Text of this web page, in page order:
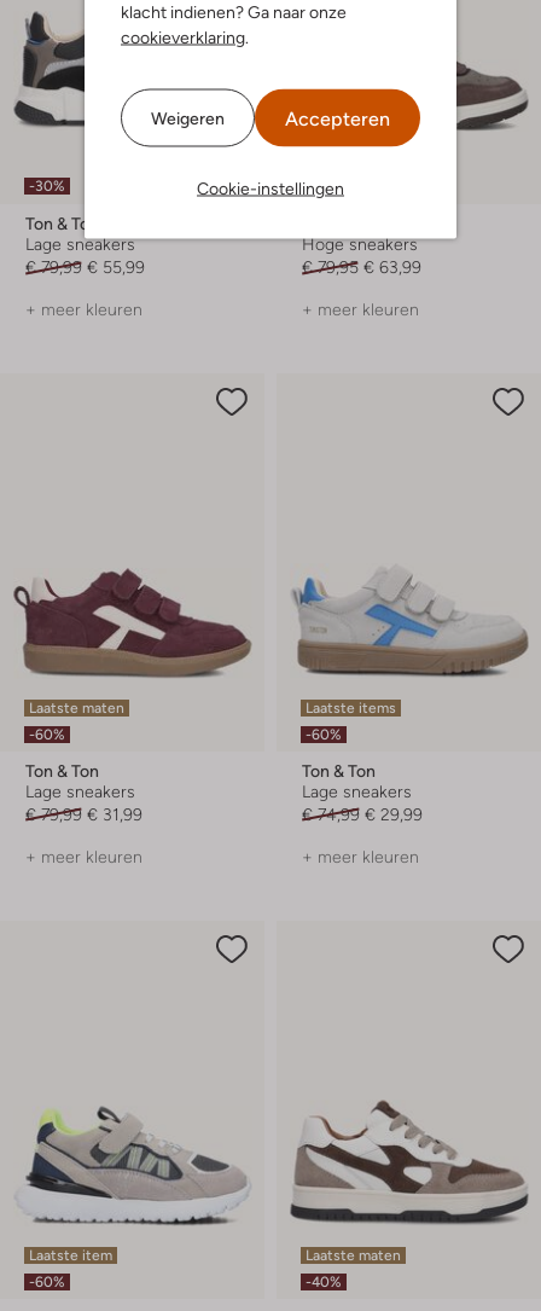
klacht indienen? Ga naar onze
cookieverklaring.
Weigeren Accepteren
Cookie-instellingen
-30%
Ton & Ton
Lage sneakers
€ 79,99 € 55,99
+ meer kleuren
-20%
Hoge sneakers
€ 79,95 € 63,99
+ meer kleuren
Laatste maten
-60%
Ton & Ton
Lage sneakers
€ 79,99 € 31,99
+ meer kleuren
Laatste items
-60%
Ton & Ton
Lage sneakers
€ 74,99 € 29,99
+ meer kleuren
Laatste item
-60%
Laatste maten
-40%